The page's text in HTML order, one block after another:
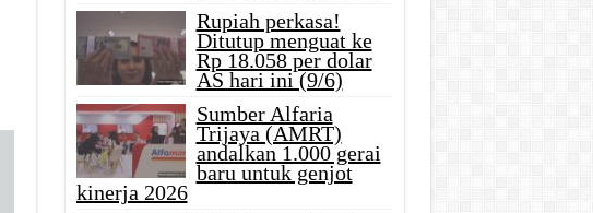
Rupiah perkasa!
Ditutup menguat ke
Rp 18.058 per dolar
AS hari ini (9/6)
Sumber Alfaria
Trijaya (AMRT)
andalkan 1.000 gerai
baru untuk genjot
kinerja 2026